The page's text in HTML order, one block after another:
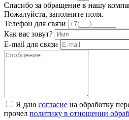
Спасибо за обращение в нашу
Пожалуйста, заполните поля.
Телефон для связи
Как вас зовут?
E-mail для связи
Я даю согласие на обработку
прочел политику в отношении